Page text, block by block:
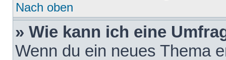
Nach oben
» Wie kann ich eine
Wenn du ein neues Thema